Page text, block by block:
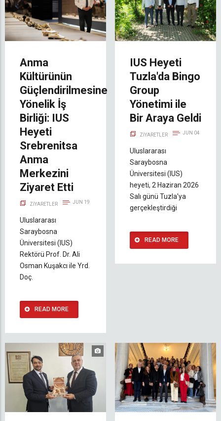
Anma
Kültürünün
Güçlendirilmesine
Yönelik İş
Birliği: IUS
Heyeti
Srebrenitsa
Anma
Merkezini
Ziyaret Etti
ZIYARETLER JUN 19
Uluslararası
Saraybosna
Üniversitesi (IUS)
Rektörü Prof. Dr. Ali
Osman Kuşakcı ile Yrd.
Doç.
READ MORE
IUS Heyeti
Tuzla'da Bingo
Group
Yönetimi ile
Bir Araya Geldi
ZIYARETLER JUN 04
Uluslararası
Saraybosna
Üniversitesi (IUS)
heyeti, 2 Haziran 2026
Salı günü Tuzla'ya
gerçekleştirdiği
READ MORE